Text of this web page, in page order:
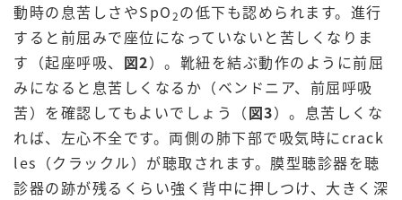
動時の息苦しさやSpO2の低下も認められます。進行
すると前屈みで座位になっていないと苦しくなりま
す（起座呼吸、 図2）。靴紐を結ぶ動作のように前屈
みになると息苦しくなるか（ベンドニア、前屈呼吸
苦）を確認してもよいでしょう（図3）。息苦しくな
れば、左心不全です。両側の肺下部で吸気時にcrack
les（クラックル）が聴取されます。膜型聴診器を聴
診器の跡が残るくらい強く背中に押しつけ、大きく深